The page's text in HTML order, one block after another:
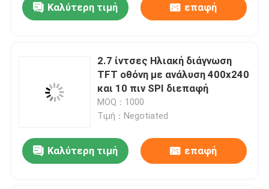
Καλύτερη τιμή επαφή
2.7 ίντσες Ηλιακή διάγνωση
TFT οθόνη με ανάλυση 400x240
και 10 πιν SPI διεπαφή
MOQ：1000
Τιμή：Negotiated
Καλύτερη τιμή επαφή